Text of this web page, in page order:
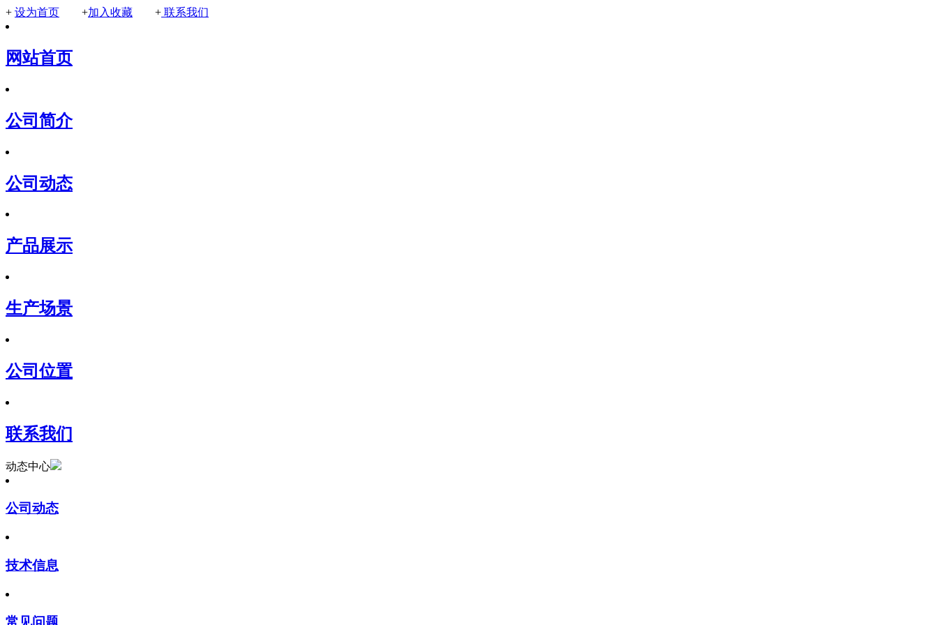
+ 设为首页 +加入收藏 + 联系我们
网站首页
公司简介
公司动态
产品展示
生产场景
公司位置
联系我们
动态中心
公司动态
技术信息
常见问题